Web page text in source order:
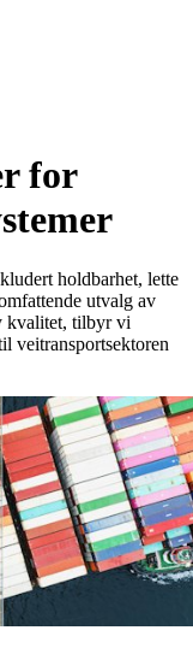
for
holdbarhet, lette
utvalg av
kvalitet, tilbyr vi
veitransportsektoren